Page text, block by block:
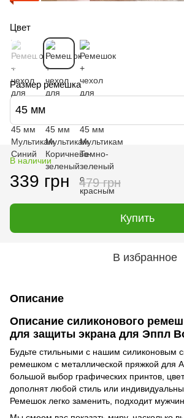
Цвет
Размер ремешка
45 мм
В наличии
339 грн 479 грн
Купить
В избранное
Описание
Описание силиконового
для защиты экрана для Эппл
Будьте стильными с нашим силиконовым
ремешком с металлической пряжкой для
большой выбор графических принтов,
дополнят любой стиль или
Ремешок легко заменить, подходит